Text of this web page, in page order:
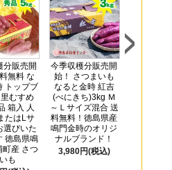
分販売開
無料 な
トップブ
むすめ
箱入 人
たはLサ
選びいた
徳島県鳴
町産 さつ
も
今季収穫分販売開
始！ さつまいも
なると金時 紅吉
(べにきち)3kg Ｍ
～Ｌサイズ混合 送
料無料！徳島県産
鳴門金時のオリジ
ナルブランド！
3,980円(税込)